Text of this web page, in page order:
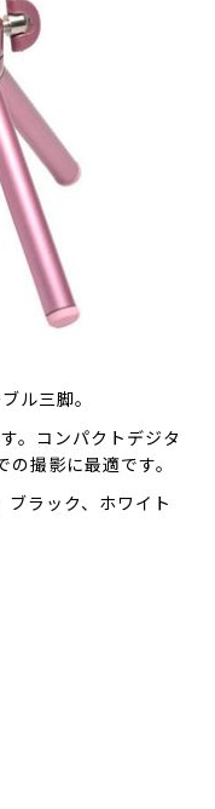
ル三脚。
。コンパクトデジタ
撮影に最適です。
ブラック、ホワイト